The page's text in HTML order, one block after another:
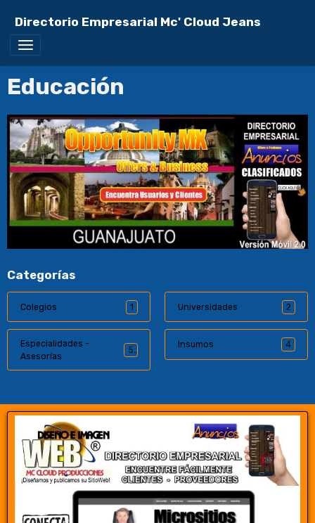
Directorio Empresarial Mc' Cloud Jeans
Educación
Categorías
Colegios 1 Universidades 2
Especialidades -
Asesorías
5
Insumos 4